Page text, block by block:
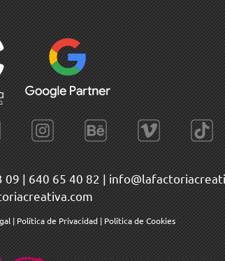
09 | 640 65 40 82 |
| Política de Privacidad | Política de Cookies